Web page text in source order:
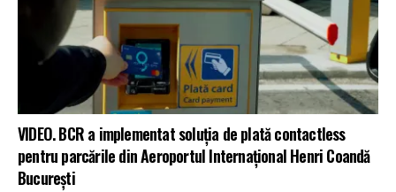
VIDEO. BCR a implementat soluția de plată contactless
pentru parcările din Aeroportul Internațional Henri Coandă
București